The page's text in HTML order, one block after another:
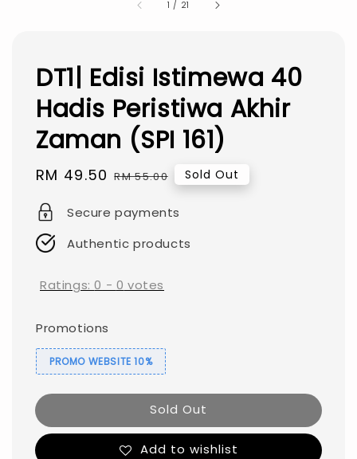
1 / 21
DT1| Edisi Istimewa 40
Hadis Peristiwa Akhir
Zaman (SPI 161)
Sale
RM 49.50 Regular
RM 55.00 Sold Out
Secure payments
Authentic products
Ratings:0 - 0 votes
Promotions
PROMO WEBSITE 10%
Sold Out
Add to wishlist